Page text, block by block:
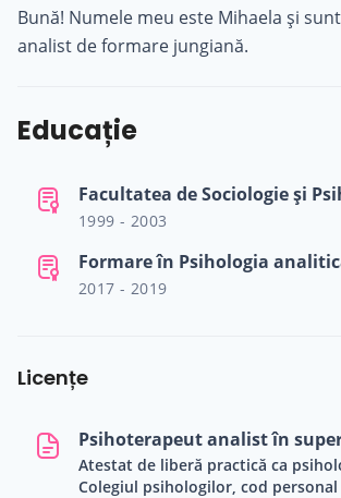
Bună! Numele meu este Mihaela și
analist de formare jungiană.
Educație
1999 - 2003
Formare în Psihologia
2017 - 2019
Licențe
Psihoterapeut analist în
Atestat de liberă practică ca
Colegiul psihologilor, cod personal